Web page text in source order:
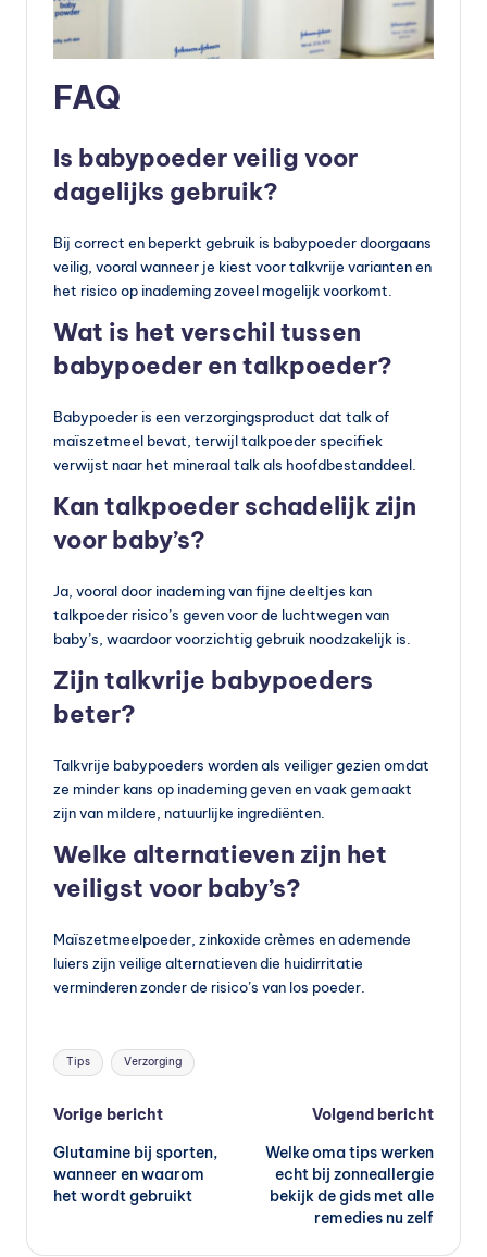
FAQ
Is babypoeder veilig voor
dagelijks gebruik?
Bij correct en beperkt gebruik is babypoeder doorgaans
veilig, vooral wanneer je kiest voor talkvrije varianten en
het risico op inademing zoveel mogelijk voorkomt.
Wat is het verschil tussen
babypoeder en talkpoeder?
Babypoeder is een verzorgingsproduct dat talk of
maïszetmeel bevat, terwijl talkpoeder specifiek
verwijst naar het mineraal talk als hoofdbestanddeel.
Kan talkpoeder schadelijk zijn
voor baby’s?
Ja, vooral door inademing van fijne deeltjes kan
talkpoeder risico’s geven voor de luchtwegen van
baby’s, waardoor voorzichtig gebruik noodzakelijk is.
Zijn talkvrije babypoeders
beter?
Talkvrije babypoeders worden als veiliger gezien omdat
ze minder kans op inademing geven en vaak gemaakt
zijn van mildere, natuurlijke ingrediënten.
Welke alternatieven zijn het
veiligst voor baby’s?
Maïszetmeelpoeder, zinkoxide crèmes en ademende
luiers zijn veilige alternatieven die huidirritatie
verminderen zonder de risico’s van los poeder.
Tags:
Tips Verzorging
Bericht
navigatie
Vorige bericht
Glutamine bij sporten,
wanneer en waarom
het wordt gebruikt
Volgend bericht
Welke oma tips werken
echt bij zonneallergie
bekijk de gids met alle
remedies nu zelf